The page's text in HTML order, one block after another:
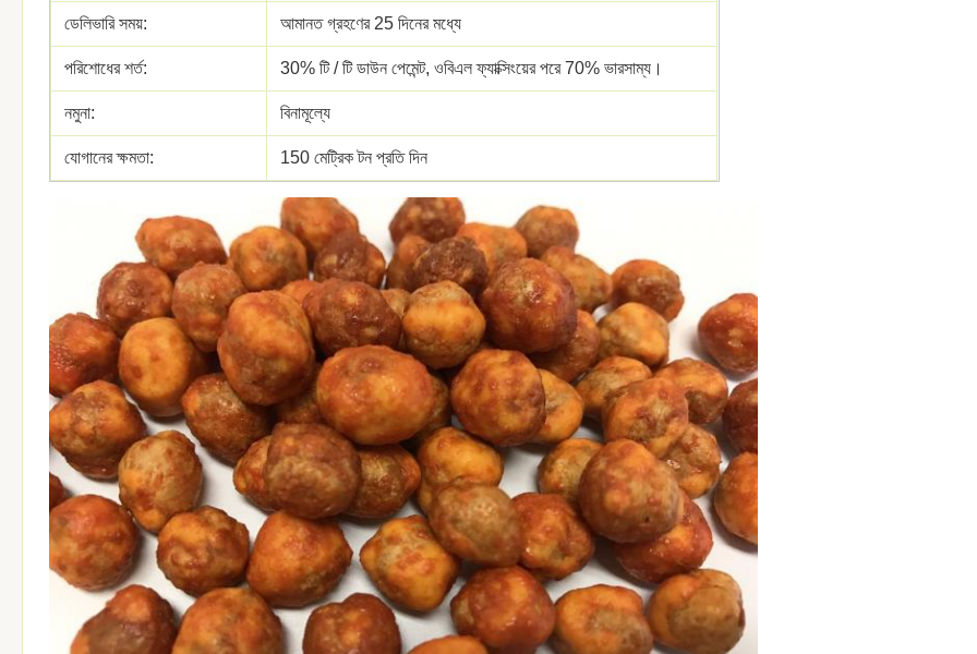
ডেলিভারি সময়: আমানত গ্রহণের 25 দিনের মধ্যে
পরিশোধের শর্ত: 30% টি / টি ডাউন পেমেন্ট, ওবিএল ফ্যাক্সিংয়ের পরে 70% ভারসাম্য।
নমুনা: বিনামূল্যে
যোগানের ক্ষমতা: 150 মেট্রিক টন প্রতি দিন